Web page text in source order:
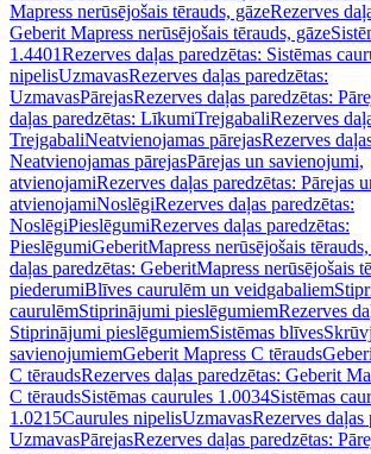
Mapress nerūsējošais tērauds, gāzeRezerves
Geberit Mapress nerūsējošais tērauds, gāze
1.4401Rezerves daļas paredzētas: Sistēmas
nipelisUzmavasRezerves daļas paredzētas:
UzmavasPārejasRezerves daļas paredzētas:
daļas paredzētas: LīkumiTrejgabaliRezerves
TrejgabaliNeatvienojamas pārejasRezerves
Neatvienojamas pārejasPārejas un savienojumi,
atvienojamiRezerves daļas paredzētas: Pārejas
atvienojamiNoslēgiRezerves daļas paredzētas:
NoslēgiPieslēgumiRezerves daļas paredzētas:
PieslēgumiGeberitMapress nerūsējošais
daļas paredzētas: GeberitMapress nerūsējošais
piederumiBlīves caurulēm un veidgabaliem
caurulēmStiprinājumi pieslēgumiemRezerves
Stiprinājumi pieslēgumiemSistēmas blīves
savienojumiemGeberit Mapress C tērauds
C tēraudsRezerves daļas paredzētas: Geberit
C tēraudsSistēmas caurules 1.0034Sistēmas
1.0215Caurules nipelisUzmavasRezerves daļas
UzmavasPārejasRezerves daļas paredzētas: